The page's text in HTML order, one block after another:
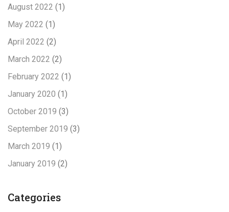
August 2022 (1)
May 2022 (1)
April 2022 (2)
March 2022 (2)
February 2022 (1)
January 2020 (1)
October 2019 (3)
September 2019 (3)
March 2019 (1)
January 2019 (2)
Categories